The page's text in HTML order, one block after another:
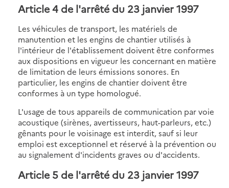
Article 4 de l'arrêté du 23 janvier 1997
Les véhicules de transport, les matériels de
manutention et les engins de chantier utilisés à
l'intérieur de l'établissement doivent être conformes
aux dispositions en vigueur les concernant en matière
de limitation de leurs émissions sonores. En
particulier, les engins de chantier doivent être
conformes à un type homologué.
L'usage de tous appareils de communication par voie
acoustique (sirènes, avertisseurs, haut-parleurs, etc.)
gênants pour le voisinage est interdit, sauf si leur
emploi est exceptionnel et réservé à la prévention ou
au signalement d'incidents graves ou d'accidents.
Article 5 de l'arrêté du 23 janvier 1997